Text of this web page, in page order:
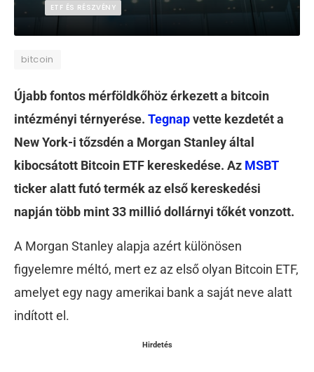
ETF ÉS RÉSZVÉNY
bitcoin
Újabb fontos mérföldkőhöz érkezett a bitcoin
intézményi térnyerése. Tegnapvette kezdetét a
New York-i tőzsdén a Morgan Stanley által
kibocsátott Bitcoin ETF kereskedése. Az MSBT
ticker alatt futó termék az első kereskedési
napján több mint 33 millió dollárnyi tőkét vonzott.
A Morgan Stanley alapja azért különösen
figyelemre méltó, mert ez az első olyan Bitcoin ETF,
amelyet egy nagy amerikai bank a saját neve alatt
indított el.
Hirdetés